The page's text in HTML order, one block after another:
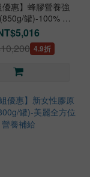
優惠】蜂膠營養強
罐)-100% 荷
蘭羊乳源
4.9折